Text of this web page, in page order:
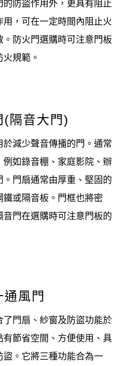
防盜作用外，更具有阻止
，可在一定時間內阻止火
防火門選購時可注意門板
規範。
(隔音大門)
於減少聲音傳播的門。通常
如錄音棚、家庭影院、辦
門扇通常由厚重、堅固的
或隔音板。門框也將密
門在選購時可注意門板的
風門
門扇、紗窗及防盜功能於
節省空間、方便使用、具
。它將三種功能合為一